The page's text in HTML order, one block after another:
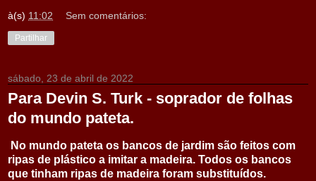
à(s) 11:02 Sem comentários:
Partilhar
sábado, 23 de abril de 2022
Para Devin S. Turk - soprador de folhas
do mundo pateta.
No mundo pateta os bancos de jardim são feitos com
ripas de plástico a imitar a madeira. Todos os bancos
que tinham ripas de madeira foram substituídos.